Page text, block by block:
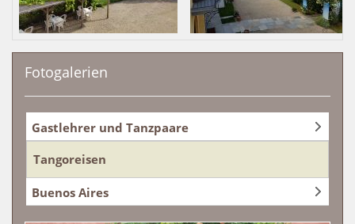
Fotogalerien
Gastlehrer und Tanzpaare
Tangoreisen
Buenos Aires